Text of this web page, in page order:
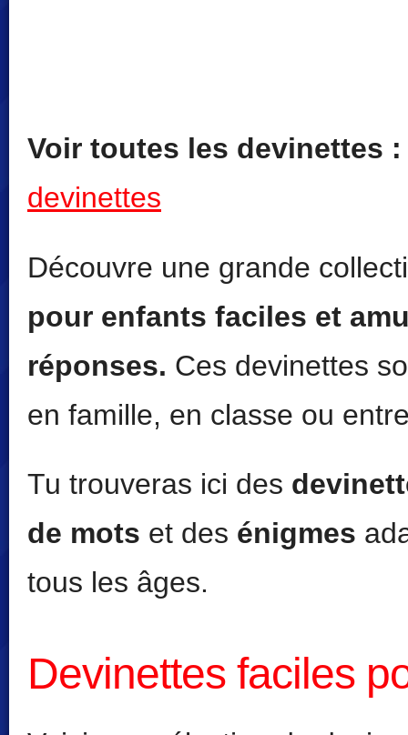
Voir toutes les devinettes :
devinettes
Découvre une grande
pour enfants faciles et
réponses. Ces devinettes
en famille, en classe ou
Tu trouveras ici des
de mots et des énigmes
tous les âges.
Devinettes faciles